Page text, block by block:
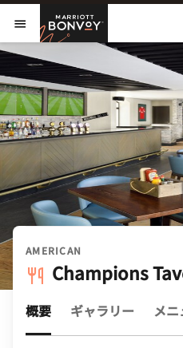
Skip to Content
メニューを開く
Marriott
AMERICAN
Champions
概要 ギャラリー メ